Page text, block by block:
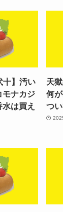
十】汚い
モナカジ
は買え
天
何
つ